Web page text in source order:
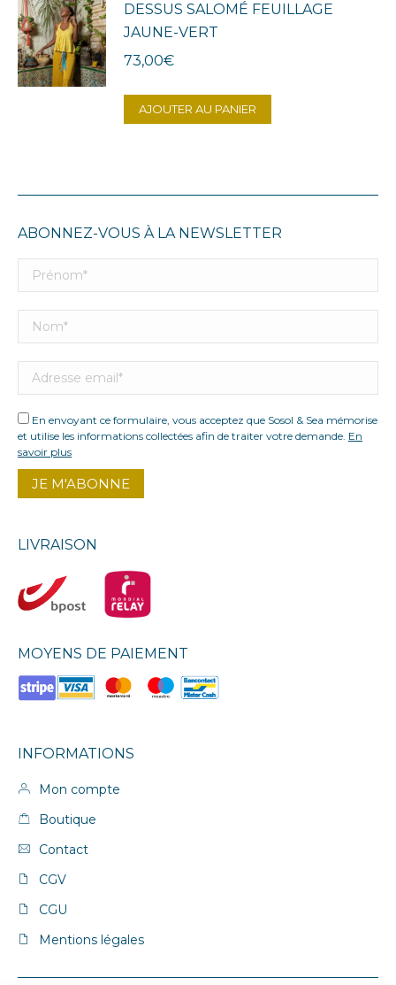
DESSUS SALOMÉ FEUILLAGE
JAUNE-VERT
73,00€
AJOUTER AU PANIER
ABONNEZ-VOUS À LA NEWSLETTER
En envoyant ce formulaire, vous acceptez que Sosol & Sea mémorise
et utilise les informations collectées afin de traiter votre demande. En
savoir plus
LIVRAISON
MOYENS DE PAIEMENT
INFORMATIONS
Mon compte
Boutique
Contact
CGV
CGU
Mentions légales